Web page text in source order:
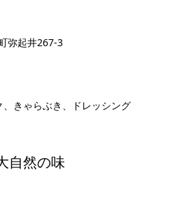
起井267-3
きゃらぶき、ドレッシング
自然の味